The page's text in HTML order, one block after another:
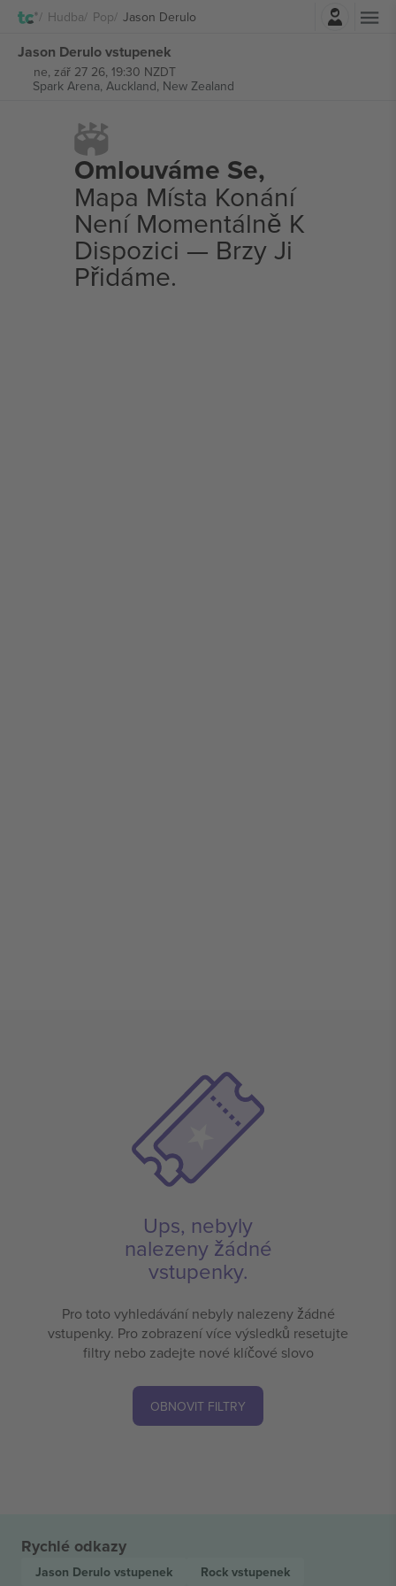
Hudba Pop Jason Derulo
Jason Derulo vstupenek
ne, zář 27 26, 19:30 NZDT
Spark Arena, Auckland, New Zealand
Omlouváme Se,
Mapa Místa Konání
Není Momentálně K
Dispozici — Brzy Ji
Přidáme.
Ups, nebyly
nalezeny žádné
vstupenky.
Pro toto vyhledávání nebyly nalezeny žádné
vstupenky. Pro zobrazení více výsledků resetujte
filtry nebo zadejte nové klíčové slovo
OBNOVIT FILTRY
Rychlé odkazy
Jason Derulo vstupenek Rock vstupenek